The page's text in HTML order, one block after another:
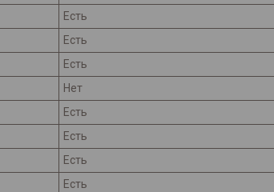
Есть
Есть
Есть
Нет
Есть
Есть
Есть
Есть